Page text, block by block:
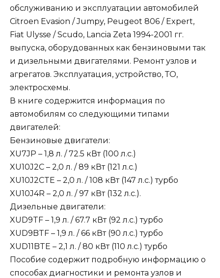
обслуживанию и эксплуатации автомобилей
Citroen Evasion / Jumpy, Peugeot 806 / Expert,
Fiat Ulysse / Scudo, Lancia Zeta 1994-2001 гг.
выпуска, оборудованных как бензиновыми так
и дизельными двигателями. Ремонт узлов и
агрегатов. Эксплуатация, устройство, ТО,
электросхемы.
В книге содержится информация по
автомобилям со следующими типами
двигателей:
Бензиновые двигатели:
XU7JP – 1,8 л. / 72.5 кВт (100 л.с.)
XU10J2C – 2,0 л. / 89 кВт (121 л.с.)
XU10J2CTE – 2,0 л. / 108 кВт (147 л.с.) турбо
XU10J4R – 2,0 л. / 97 кВт (132 л.с.).
Дизельные двигатели:
XUD9TF – 1,9 л. / 67.7 кВт (92 л.с.) турбо
XUD9BTF – 1,9 л. / 66 кВт (90 л.с.) турбо
XUD11BTE – 2,1 л. / 80 кВт (110 л.с.) турбо
Пособие содержит подробную информацию о
способах диагностики и ремонта узлов и